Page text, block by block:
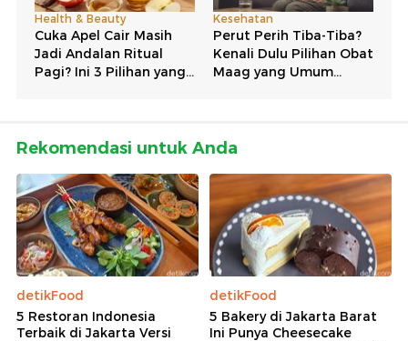
Rekomendasi untuk Anda
detikFood
5 Restoran Indonesia
Terbaik di Jakarta Versi
detikFood
5 Bakery di Jakarta Barat
Ini Punya Cheesecake